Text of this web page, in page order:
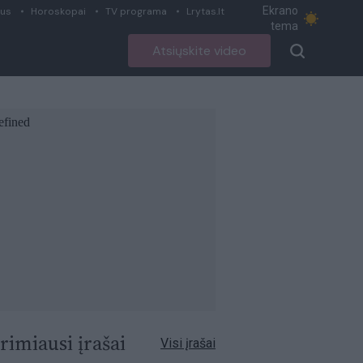
Horoskopai TV programa Lrytas.lt
Ekrano
tema
Atsiųskite video
įrašai Visi įrašai